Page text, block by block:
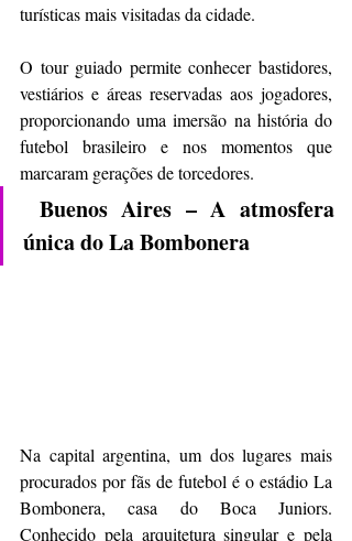
turísticas mais visitadas da cidade.
O tour guiado permite conhecer bastidores,
vestiários e áreas reservadas aos jogadores,
proporcionando uma imersão na história do
futebol brasileiro e nos momentos que
marcaram gerações de torcedores.
Buenos Aires – A atmosfera
única do La Bombonera
Na capital argentina, um dos lugares mais
procurados por fãs de futebol é o estádio La
Bombonera, casa do Boca Juniors.
Conhecido pela arquitetura singular e pela